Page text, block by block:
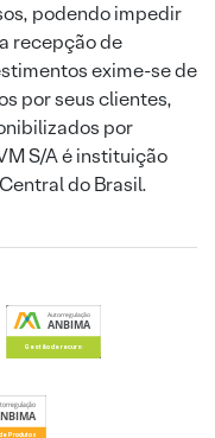
podendo impedir
recepção de
exime-se de
por seus clientes,
por
S/A é instituição
do Brasil.